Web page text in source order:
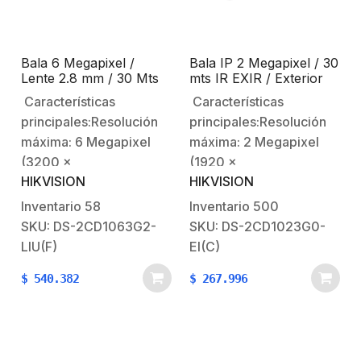
de movimiento, es
necesario…
Bala 6 Megapixel /
Lente 2.8 mm / 30 Mts
IR / Luz Blanca 30 Mts
WDR 120 dB / Exterior
IP67 / Micrófono
Integrado / H.265+ /
PoE / ONVIF / MicroSD
Características
principales:Resolución
máxima: 6 Megapixel
(3200 ×
1800).Iluminación
mínima: color 0.005 Lux
@ (F1.6, AGC
ON)Iluminación mínima:
B/N 0 Lux con IRDía /
Noche Real (filtro
HIKVISION
Inventario 58
SKU: DS-2CD1063G2-
LIU(F)
$ 540.382
Bala IP 2 Megapixel / 30
mts IR EXIR / Exterior
IP67 / Lente 2.8 mm /
dWDR / PoE / Onvif
Características
principales:Resolución
máxima: 2 Megapixel
(1920 x
1080).Iluminación
mínima: color 0.01 Lux
@ (F2.0, AGC
ON)Iluminación mínima:
B/N 0.028 Lux @ (F2.0,
AGC ON)Día / Noche
HIKVISION
Inventario 500
SKU: DS-2CD1023G0-
EI(C)
$ 267.996